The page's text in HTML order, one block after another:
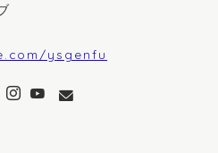
ysgenfu